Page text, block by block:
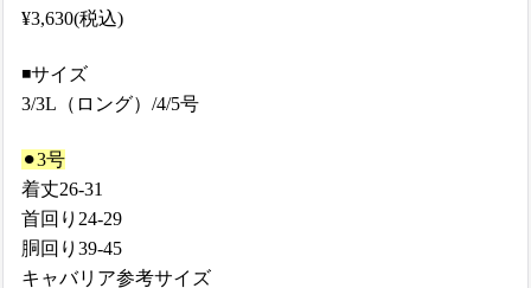
¥3,630(税込)
◾️サイズ
3/3L（ロング）/4/5号
⚫︎3号
着丈26-31
首回り 24-29
胴回り 39-45
キャバリア参考サイズ